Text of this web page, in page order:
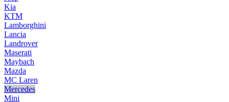
Kia
KTM
Lamborghini
Lancia
Landrover
Maserati
Maybach
Mazda
MC Laren
Mercedes
Mini